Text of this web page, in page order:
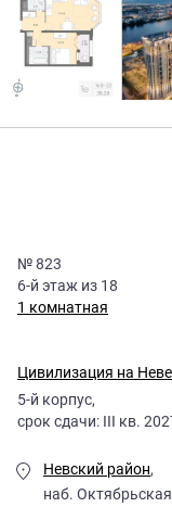
№823
6-й этаж из 18
1 комнатная
Цивилизация на Неве
5-й корпус,
срок сдачи: III кв.
Невский район,
наб.